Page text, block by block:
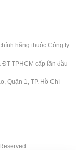
hãng thuộc Công ty
TPHCM cấp lần đầu
Quận 1, TP. Hồ Chí